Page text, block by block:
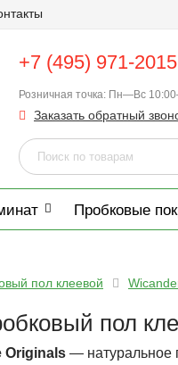
+7 (495) 971-2015
Розничная точка: Пн—Вс
Заказать обратный
Пробковые
пол клеевой
пол
Originals — натуральное